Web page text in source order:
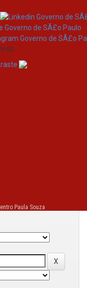
Paula Souza